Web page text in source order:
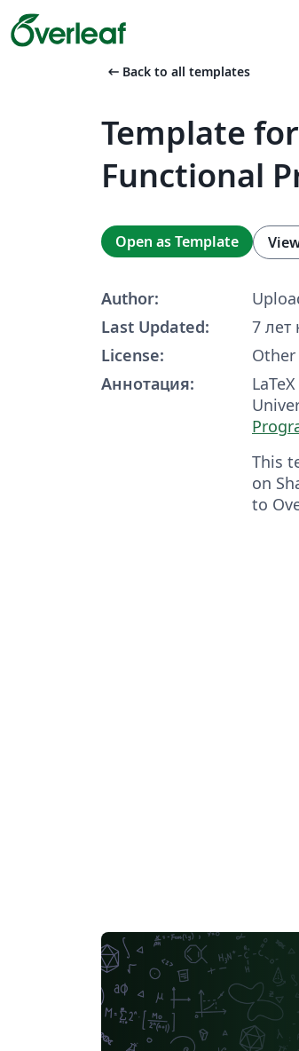
arrow_left_alt Back to all templates
Template
Functional
Open as Template
Author:
Last Updated:
7 лет
License:
Аннотация:
This
on
to